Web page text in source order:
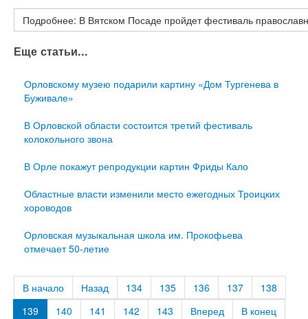
Подробнее: В Вятском Посаде пройдет фестиваль
Еще статьи...
Орловскому музею подарили картину «Дом Тургенева в
Буживале»
В Орловской области состоится третий фестиваль
колокольного звона
В Орле покажут репродукции картин Фриды Кало
Областные власти изменили место ежегодных Троицких
хороводов
Орловская музыкальная школа им. Прокофьева
отмечает 50-летие
В начало Назад 134 135 136 137
138
139
140 141 142 143 Вперед В конец